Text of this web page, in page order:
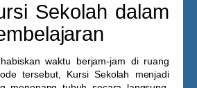
Sekolah dalam
waktu berjam-jam di ruang
tersebut, Kursi Sekolah menjadi